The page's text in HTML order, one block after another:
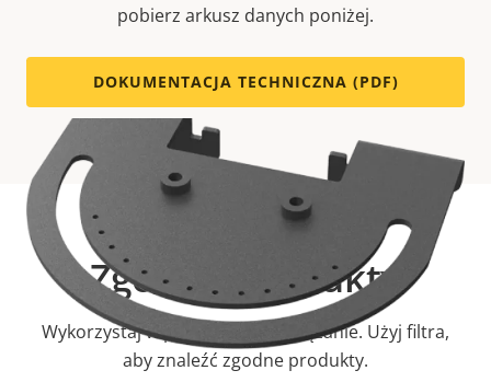
WIĘCEJ INFORMACJI
pobierz arkusz danych poniżej.
DOKUMENTACJA TECHNICZNA (PDF)
Zgodne produkty
Wykorzystaj w pełni swoje rozwiązanie. Użyj filtra,
aby znaleźć zgodne produkty.